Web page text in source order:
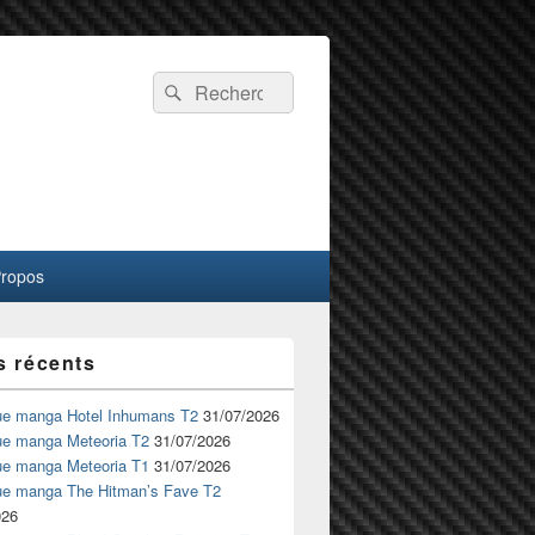
Recherche :
Rechercher
récents
manga Hotel Inhumans T2 31/07/2026
manga Meteoria T2 31/07/2026
manga Meteoria T1 31/07/2026
manga The Hitman’s Fave T2